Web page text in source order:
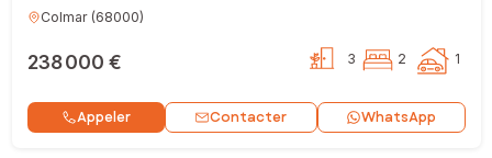
Colmar(68000)
238 000 € 3 2 1
Appeler Contacter WhatsApp